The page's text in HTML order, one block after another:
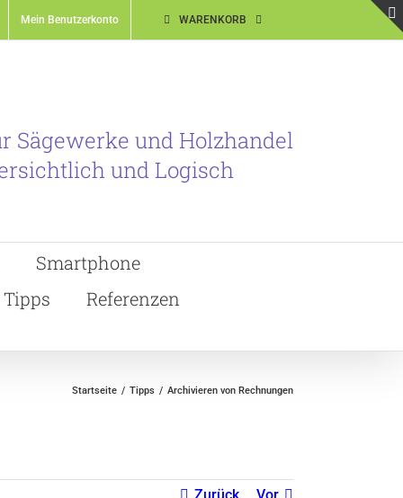
Mein Benutzerkonto WARENKORB
Sägewerke und Holzhandel
und Logisch
Smartphone
Tipps
Referenzen
Startseite Tipps Archivieren von Rechnungen